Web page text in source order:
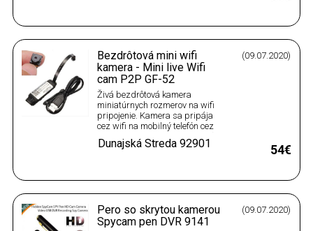
nahrávanie dôkazov. Vhodná aj
Bezdrôtová mini wifi
kamera - Mini live Wifi
cam P2P GF-52
(09.07.2020)
Živá bezdrôtová kamera
miniatúrnych rozmerov na wifi
pripojenie. Kamera sa pripája
cez wifi na mobilný telefón cez
ktorý je možné naživo sledovať
obraz aj zvuk a taktiež spustiť
Android aj iOS. Kamera má
54€
Dunajská Streda 92901
Pero so skrytou kamerou
Spycam pen DVR 9141
(09.07.2020)